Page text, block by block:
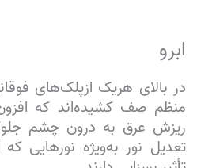
ابرو
در بالای هریک ازپلک‌های
منظم صف کشیده‌اند که افزون
ریزش عرق به درون چشم
تعدیل نور به‌ویژه نورهایی